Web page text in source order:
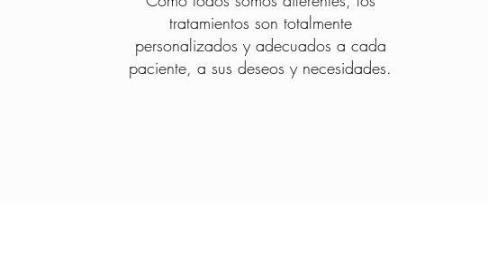
tratamientos son totalmente
personalizados y adecuados a cada
paciente, a sus deseos y necesidades.